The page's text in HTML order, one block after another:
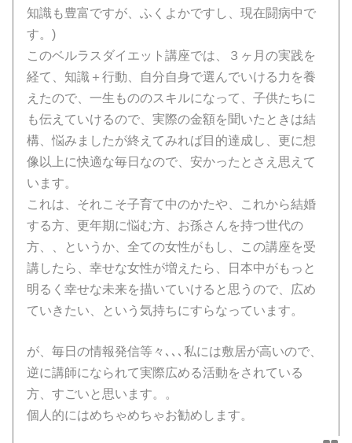
知識も豊富ですが、ふくよかですし、現在闘病中で
す。)
このベルラスダイエット講座では、３ヶ月の実践を
経て、知識＋行動、自分自身で選んでいける力を養
えたので、一生もののスキルになって、子供たちに
も伝えていけるので、実際の金額を聞いたときは結
構、悩みましたが終えてみれば目的達成し、更に想
像以上に快適な毎日なので、安かったとさえ思えて
います。
これは、それこそ子育て中のかたや、これから結婚
する方、更年期に悩む方、お孫さんを持つ世代の
方、、というか、全ての女性がもし、この講座を受
講したら、幸せな女性が増えたら、日本中がもっと
明るく幸せな未来を描いていけると思うので、広め
ていきたい、という気持ちにすらなっています。
が、毎日の情報発信等々､､､私には敷居が高いので、
逆に講師になられて実際広める活動をされている
方、すごいと思います。。
個人的にはめちゃめちゃお勧めします。